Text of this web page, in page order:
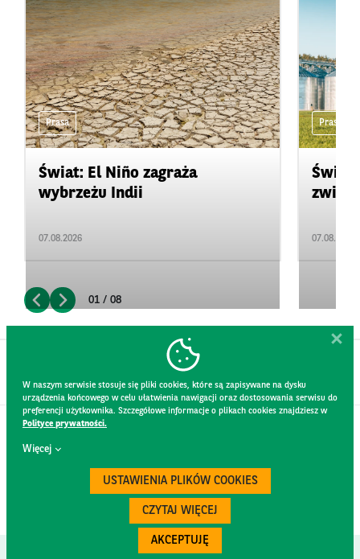
Prasa
Świat: El Niño zagraża
wybrzeżu Indii
07.08.2026
Prasa
07.08.2026
01 / 08
W naszym serwisie stosuje się pliki cookies, które są zapisywane na dysku
urządzenia końcowego w celu ułatwienia nawigacji oraz dostosowania serwisu do
preferencji użytkownika. Szczegółowe informacje o plikach cookies znajdziesz w
Polityce prywatności.
Więcej
USTAWIENIA PLIKÓW COOKIES
CZYTAJ WIĘCEJ
AKCEPTUJĘ
KONTAKT
REGULAMIN STRONY
POLITYKA PRYWATNOŚCI